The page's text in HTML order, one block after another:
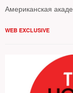
Американская
WEB EXCLUSIVE